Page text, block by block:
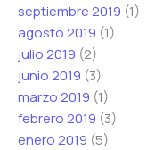
septiembre 2019 (1)
agosto 2019 (1)
julio 2019 (2)
junio 2019 (3)
marzo 2019 (1)
febrero 2019 (3)
enero 2019 (5)